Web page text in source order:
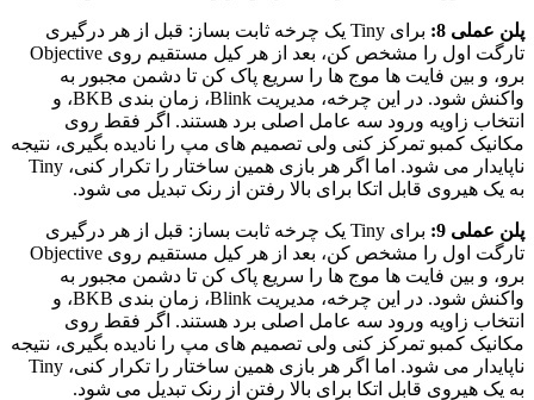
پلن عملی 8:
برای Tiny یک چرخه ثابت بساز: قبل از هر درگیری
تارگت اول را مشخص کن، بعد از هر کیل مستقیم روی Objective
برو، و بین فایت ها موج ها را سریع پاک کن تا دشمن مجبور به
واکنش شود. در این چرخه، مدیریت Blink، زمان بندی BKB، و
انتخاب زاویه ورود سه عامل اصلی برد هستند. اگر فقط روی
مکانیک کمبو تمرکز کنی ولی تصمیم های مپ را نادیده بگیری، نتیجه
ناپایدار می شود. اما اگر هر بازی همین ساختار را تکرار کنی، Tiny
به یک هیروی قابل اتکا برای بالا رفتن از رنک تبدیل می شود.
پلن عملی 9:
برای Tiny یک چرخه ثابت بساز: قبل از هر درگیری
تارگت اول را مشخص کن، بعد از هر کیل مستقیم روی Objective
برو، و بین فایت ها موج ها را سریع پاک کن تا دشمن مجبور به
واکنش شود. در این چرخه، مدیریت Blink، زمان بندی BKB، و
انتخاب زاویه ورود سه عامل اصلی برد هستند. اگر فقط روی
مکانیک کمبو تمرکز کنی ولی تصمیم های مپ را نادیده بگیری، نتیجه
ناپایدار می شود. اما اگر هر بازی همین ساختار را تکرار کنی، Tiny
به یک هیروی قابل اتکا برای بالا رفتن از رنک تبدیل می شود.